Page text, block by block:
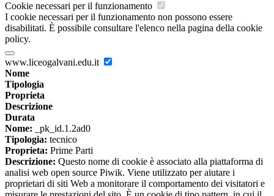
Cookie necessari per il funzionamento
I cookie necessari per il funzionamento non possono essere
disabilitati. È possibile consultare l'elenco nella pagina della cookie
policy.
www.liceogalvani.edu.it
Nome
Tipologia
Proprieta
Descrizione
Durata
Nome: _pk_id.1.2ad0
Tipologia: tecnico
Proprieta: Prime Parti
Descrizione: Questo nome di cookie è associato alla piattaforma di
analisi web open source Piwik. Viene utilizzato per aiutare i
proprietari di siti Web a monitorare il comportamento dei visitatori e